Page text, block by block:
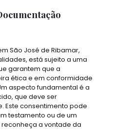
São José de Ribamar,
está sujeito a uma
garantem que a
ética e em conformidade
aspecto fundamental é a
que deve ser
Este consentimento pode
testamento ou de um
a vontade da